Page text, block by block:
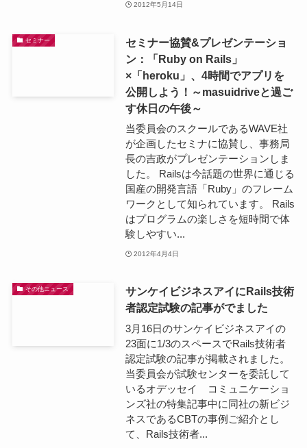
2012年5月14日
セミナー
セミナー協賛&プレゼンテーショ
ン：「Ruby on Rails」
×「heroku」、4時間でアプリを
公開しよう！～masuidriveと過ご
す休日の午後～
当委員会のスクールであるWAVE社
が企画したセミナに協賛し、事務局
長の吉政がプレゼンテーションしま
した。 Railsは今話題の世界に通じる
国産の開発言語「Ruby」のフレーム
ワークとして知られています。 Rails
はプログラムの楽しさを短時間で体
験しやすい...
2012年4月4日
その他ニュース
サンケイビジネスアイにRails技術
者認定試験の記事がでました
3月16日のサンケイビジネスアイの
23面に1/3のスペースでRails技術者
認定試験の記事が掲載されました。
当委員会が試験センターを委託して
いるオデッセイ コミュニケーショ
ンズ社の特集記事中に同社の新ビジ
ネスであるCBTの事例ご紹介とし
て、Rails技術者...